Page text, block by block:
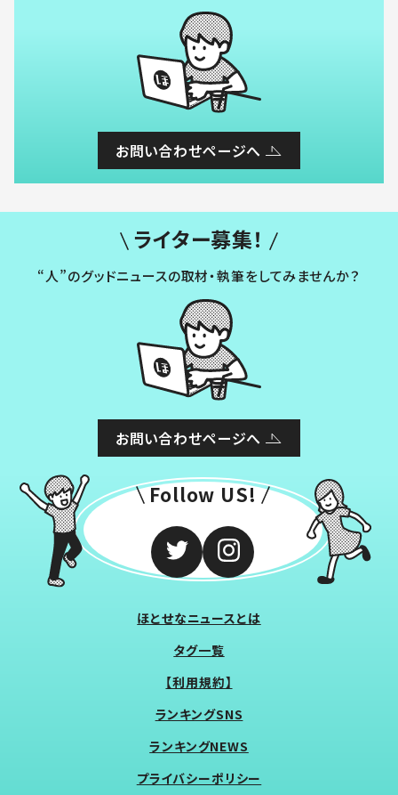
お問い合わせページへ
ライター募集！
“人”のグッドニュースの取材・執筆をしてみませんか？
お問い合わせページへ
Follow US!
ほとせなニュースとは
タグ一覧
【利用規約】
ランキングSNS
ランキングNEWS
プライバシーポリシー